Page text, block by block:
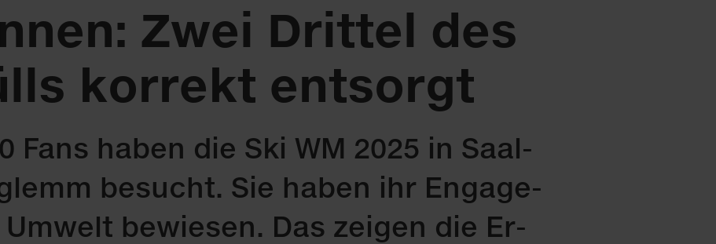
Zwei Drittel des
korrekt entsorgt
Fans ha­ben die Ski WM 2025 in Saal­
be­sucht. Sie ha­ben ihr En­ga­ge­
be­wie­sen. Das zei­gen die Er­